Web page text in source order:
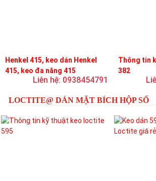
Henkel 415, keo dán Henkel
415, keo đa năng 415
Liên hệ: 0938454791
Thông tin
382
LOCTITE@ DÁN MẶT BÍCH HỘP SỐ